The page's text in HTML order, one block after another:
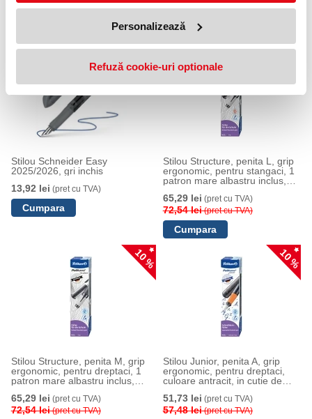
Personalizează
Refuză cookie-uri optionale
OFERTE
Stilou Schneider Easy
2025/2026, gri inchis
13,92 lei (pret cu TVA)
Stilou Structure, penita L, grip
ergonomic, pentru stangaci, 1
patron mare albastru inclus,
Pelikan
65,29 lei (pret cu TVA)
72,54 lei(pret cu TVA)
10 %
Stilou Structure, penita M, grip
ergonomic, pentru dreptaci, 1
patron mare albastru inclus,
Pelikan
65,29 lei (pret cu TVA)
72,54 lei(pret cu TVA)
10 %
Stilou Junior, penita A, grip
ergonomic, pentru dreptaci,
culoare antracit, in cutie de
51,73 lei (pret cu TVA)
57,48 lei(pret cu TVA)